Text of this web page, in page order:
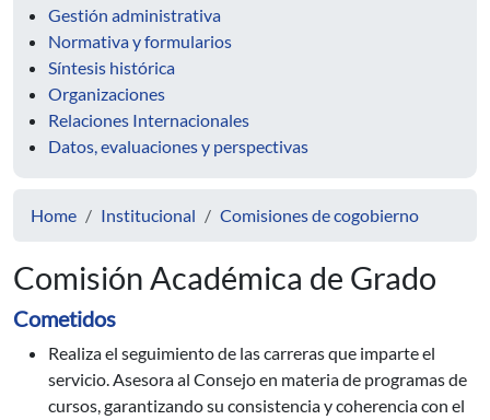
Gestión administrativa
Normativa y formularios
Síntesis histórica
Organizaciones
Relaciones Internacionales
Datos, evaluaciones y perspectivas
Home Institucional Comisiones de cogobierno
Comisión Académica de Grado
Cometidos
Realiza el seguimiento de las carreras que imparte el
servicio. Asesora al Consejo en materia de programas de
cursos, garantizando su consistencia y coherencia con el